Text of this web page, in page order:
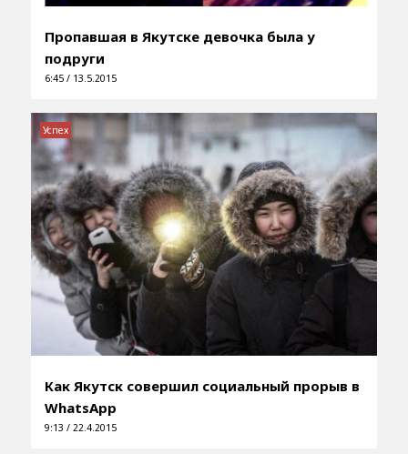
Пропавшая в Якутске девочка была у
подруги
6:45 / 13.5.2015
Как Якутск совершил социальный прорыв в
WhatsApp
9:13 / 22.4.2015
Успех